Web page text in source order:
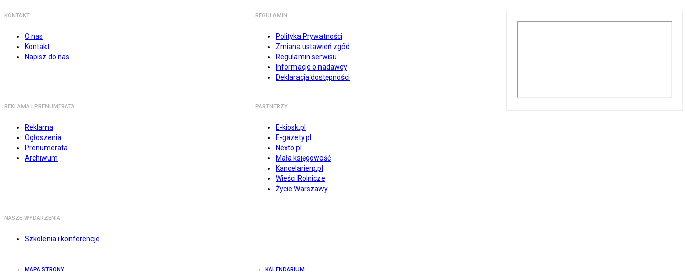
KONTAKT
O nas
Kontakt
Napisz do nas
REGULAMIN
Polityka Prywatności
Zmiana ustawień zgód
Regulamin serwisu
Informacje o nadawcy
Deklaracja dostępności
REKLAMA I PRENUMERATA
Reklama
Ogłoszenia
Prenumerata
Archiwum
PARTNERZY
E-kiosk.pl
E-gazety.pl
Nexto.pl
Mała księgowość
Kancelarierp.pl
Wieści Rolnicze
Życie Warszawy
NASZE WYDARZENIA
Szkolenia i konferencje
MAPA STRONY KALENDARIUM